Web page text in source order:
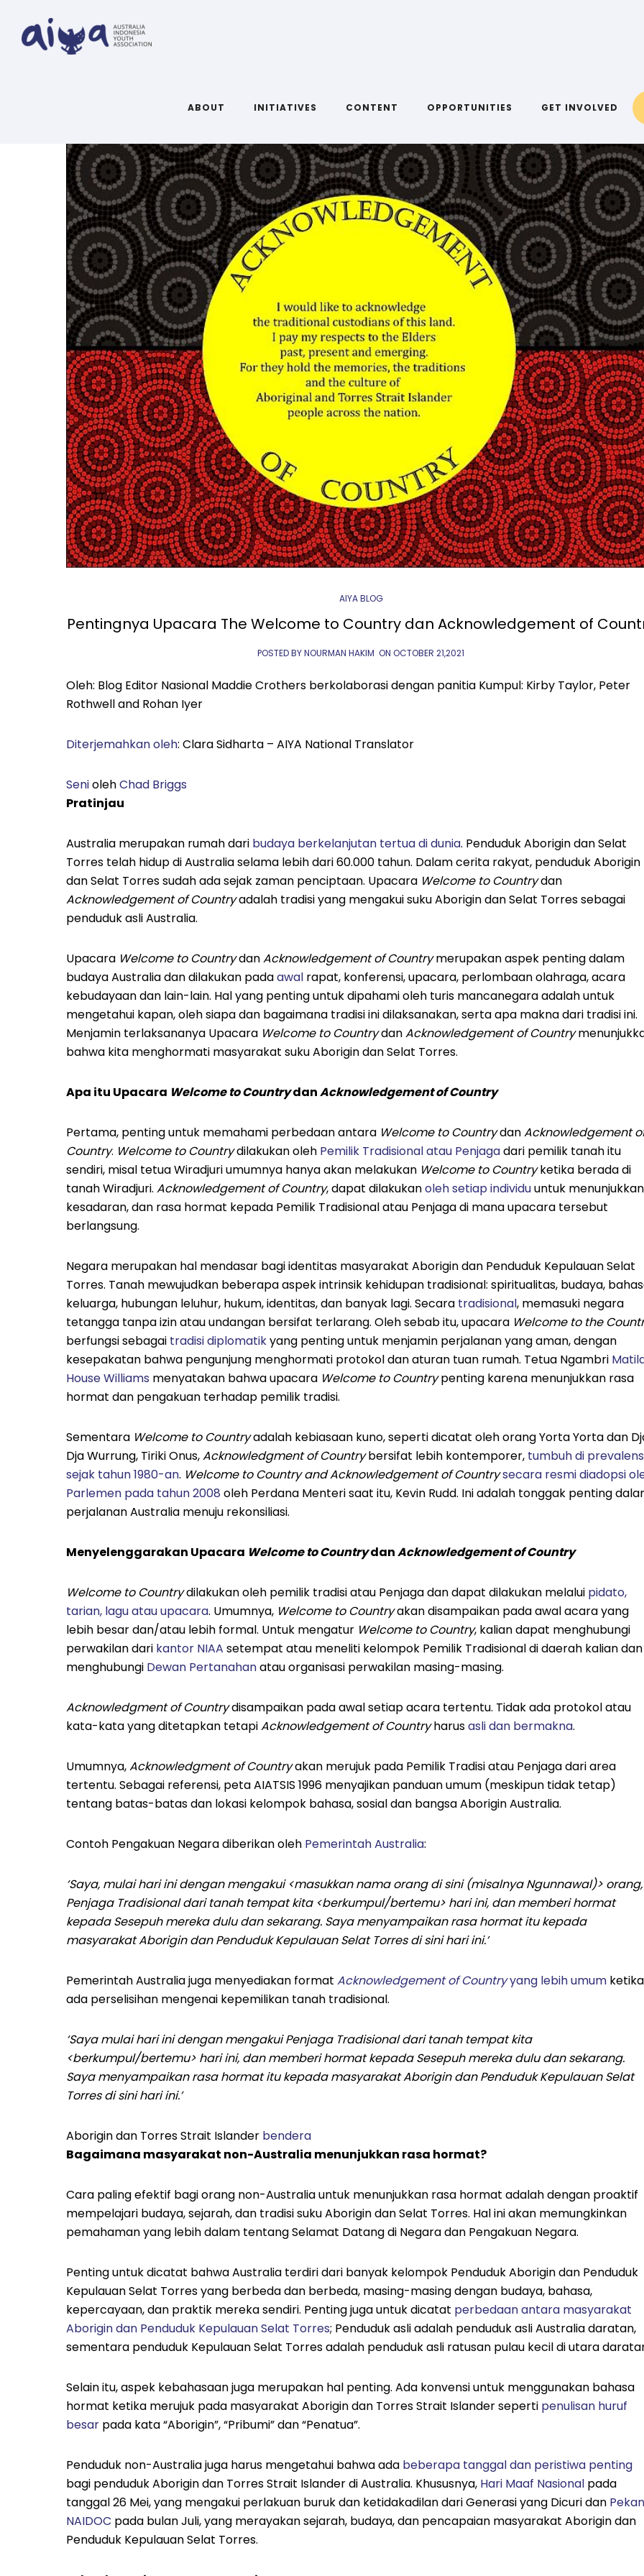
ABOUT INITIATIVES CONTENT OPPORTUNITIES GET INVOLVED
ARTICLES TAGGED WITH: WELCOMETOCOUNTRY
AIYA BLOG
Pentingnya Upacara The Welcome to Country dan Acknowledgement of
POSTED BY NOURMAN HAKIM ON OCTOBER 21,2021
Oleh: Blog Editor Nasional Maddie Crothers berkolaborasi dengan panitia Kumpul: Kirby Taylor, Peter
Rothwell and Rohan Iyer
Diterjemahkan oleh: Clara Sidharta – AIYA National Translator
SeniolehChad Briggs
Pratinjau
Australia merupakan rumah dari budaya berkelanjutan tertua di dunia. Penduduk Aborigin dan Selat
Torres telah hidup di Australia selama lebih dari 60.000 tahun. Dalam cerita rakyat, penduduk Aborigin
dan Selat Torres sudah ada sejak zaman penciptaan. Upacara Welcome to Countrydan
Acknowledgement of Countryadalah tradisi yang mengakui suku Aborigin dan Selat Torres sebagai
penduduk asli Australia.
Upacara Welcome to CountrydanAcknowledgement of Countrymerupakan aspek penting dalam
budaya Australia dan dilakukan padaawal rapat, konferensi, upacara, perlombaan olahraga, acara
kebudayaan dan lain-lain. Hal yang penting untuk dipahami oleh turis mancanegara adalah untuk
mengetahui kapan, oleh siapa dan bagaimana tradisi ini dilaksanakan, serta apa makna dari tradisi ini.
Menjamin terlaksananya Upacara Welcome to CountrydanAcknowledgement of Country
bahwa kita menghormati masyarakat suku Aborigin dan Selat Torres.
Apa itu Upacara Welcome to CountrydanAcknowledgement of Country
Pertama, penting untuk memahami perbedaan antara Welcome to CountrydanAcknowledgement
Country. Welcome to Countrydilakukan oleh Pemilik Tradisional atau Penjagadari pemilik tanah itu
sendiri, misal tetua Wiradjuri umumnya hanya akan melakukan Welcome to Countryketika berada di
tanah Wiradjuri. Acknowledgement of Country, dapat dilakukanoleh setiap individuuntuk menunjukkan
kesadaran, dan rasa hormat kepada Pemilik Tradisional atau Penjaga di mana upacara tersebut
berlangsung.
Negara merupakan hal mendasar bagi identitas masyarakat Aborigin dan Penduduk Kepulauan Selat
Torres. Tanah mewujudkan beberapa aspek intrinsik kehidupan tradisional: spiritualitas, budaya,
keluarga, hubungan leluhur, hukum, identitas, dan banyak lagi. Secara tradisional, memasuki negara
tetangga tanpa izin atau undangan bersifat terlarang. Oleh sebab itu, upacara Welcome to the
berfungsi sebagai tradisi diplomatikyang penting untuk menjamin perjalanan yang aman, dengan
kesepakatan bahwa pengunjung menghormati protokol dan aturan tuan rumah. Tetua Ngambri
House Williams menyatakan bahwa upacara Welcome to Countrypenting karena menunjukkan rasa
hormat dan pengakuan terhadap pemilik tradisi.
Sementara Welcome to Countryadalah kebiasaan kuno, seperti dicatat oleh orang Yorta Yorta dan
Dja Wurrung, Tiriki Onus,Acknowledgment of Countrybersifat lebih kontemporer, tumbuh di
sejak tahun 1980-an. Welcome to Country and Acknowledgement of Countrysecara resmi diadopsi
Parlemen pada tahun 2008 oleh Perdana Menteri saat itu, Kevin Rudd. Ini adalah tonggak penting
perjalanan Australia menuju rekonsiliasi.
Menyelenggarakan Upacara Welcome to CountrydanAcknowledgement of Country
Welcome to Countrydilakukan oleh pemilik tradisi atau Penjaga dan dapat dilakukan melalui pidato,
tarian, lagu atau upacara. Umumnya, Welcome to Countryakan disampaikan pada awal acara yang
lebih besar dan/atau lebih formal. Untuk mengatur Welcome to Country, kalian dapat menghubungi
perwakilan dari kantor NIAA setempat atau meneliti kelompok Pemilik Tradisional di daerah kalian dan
menghubungi Dewan Pertanahanatau organisasi perwakilan masing-masing.
Acknowledgment of Countrydisampaikan pada awal setiap acara tertentu. Tidak ada protokol atau
kata-kata yang ditetapkan tetapiAcknowledgement of Countryharusasli dan bermakna.
Umumnya,Acknowledgment of Countryakan merujuk pada Pemilik Tradisi atau Penjaga dari area
tertentu. Sebagai referensi, peta AIATSIS 1996 menyajikan panduan umum (meskipun tidak tetap)
tentang batas-batas dan lokasi kelompok bahasa, sosial dan bangsa Aborigin Australia.
Contoh Pengakuan Negara diberikan oleh Pemerintah Australia:
‘Saya, mulai hari ini dengan mengakui <masukkan nama orang di sini (misalnya Ngunnawal)> orang,
Penjaga Tradisional dari tanah tempat kita <berkumpul/bertemu> hari ini, dan memberi hormat
kepada Sesepuh mereka dulu dan sekarang. Saya menyampaikan rasa hormat itu kepada
masyarakat Aborigin dan Penduduk Kepulauan Selat Torres di sini hari ini.’
Pemerintah Australia juga menyediakan format Acknowledgement of Countryyang lebih umum ketika
ada perselisihan mengenai kepemilikan tanah tradisional.
‘Saya mulai hari ini dengan mengakui Penjaga Tradisional dari tanah tempat kita
<berkumpul/bertemu> hari ini, dan memberi hormat kepada Sesepuh mereka dulu dan sekarang.
Saya menyampaikan rasa hormat itu kepada masyarakat Aborigin dan Penduduk Kepulauan Selat
Torres di sini hari ini.’
Aborigin dan Torres Strait Islander bendera
Bagaimana masyarakat non-Australia menunjukkan rasa hormat?
Cara paling efektif bagi orang non-Australia untuk menunjukkan rasa hormat adalah dengan proaktif
mempelajari budaya, sejarah, dan tradisi suku Aborigin dan Selat Torres. Hal ini akan memungkinkan
pemahaman yang lebih dalam tentang Selamat Datang di Negara dan Pengakuan Negara.
Penting untuk dicatat bahwa Australia terdiri dari banyak kelompok Penduduk Aborigin dan Penduduk
Kepulauan Selat Torres yang berbeda dan berbeda, masing-masing dengan budaya, bahasa,
kepercayaan, dan praktik mereka sendiri. Penting juga untuk dicatat perbedaan antara masyarakat
Aborigin dan Penduduk Kepulauan Selat Torres; Penduduk asli adalah penduduk asli Australia daratan,
sementara penduduk Kepulauan Selat Torres adalah penduduk asli ratusan pulau kecil di utara
Selain itu, aspek kebahasaan juga merupakan hal penting. Ada konvensi untuk menggunakan bahasa
hormat ketika merujuk pada masyarakat Aborigin dan Torres Strait Islander seperti penulisan huruf
besar pada kata “Aborigin”, “Pribumi” dan “Penatua”.
Penduduk non-Australia juga harus mengetahui bahwa ada beberapa tanggal dan peristiwa penting
bagi penduduk Aborigin dan Torres Strait Islander di Australia. Khususnya, Hari Maaf Nasional pada
tanggal 26 Mei, yang mengakui perlakuan buruk dan ketidakadilan dari Generasi yang Dicuri dan Pekan
NAIDOC pada bulan Juli, yang merayakan sejarah, budaya, dan pencapaian masyarakat Aborigin dan
Penduduk Kepulauan Selat Torres.